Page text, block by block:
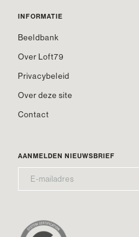
INFORMATIE
Beeldbank
Over Loft79
Privacybeleid
Over deze site
Contact
AANMELDEN NIEUWSBRIEF
MAILADRES*